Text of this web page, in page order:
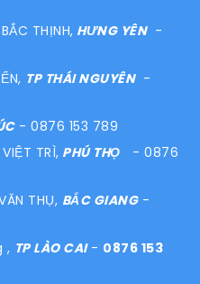
THỊNH, HƯNG YÊN-
TP THÁI NGUYÊN-
- 0876 153 789
TRÌ, PHÚ THỌ - 0876
THỤ, BẮC GIANG-
, TP LÀO CAI- 0876 153